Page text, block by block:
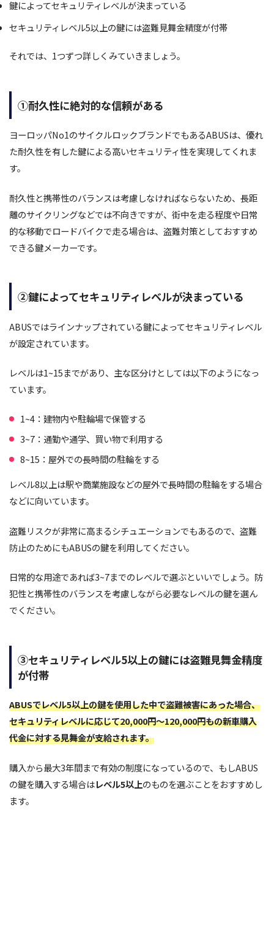
鍵によってセキュリティレベルが決まっている
セキュリティレベル5以上の鍵には盗難見舞金精度が付帯
それでは、1つずつ詳しくみていきましょう。
①耐久性に絶対的な信頼がある
ヨーロッパNo1のサイクルロックブランドでもあるABUSは、優れ
た耐久性を有した鍵による高いセキュリティ性を実現してくれま
す。
耐久性と携帯性のバランスは考慮しなければならないため、長距
離のサイクリングなどでは不向きですが、街中を走る程度や日常
的な移動でロードバイクで走る場合は、盗難対策としておすすめ
できる鍵メーカーです。
②鍵によってセキュリティレベルが決まっている
ABUSではラインナップされている鍵によってセキュリティレベル
が設定されています。
レベルは1~15までがあり、主な区分けとしては以下のようになっ
ています。
1~4：建物内や駐輪場で保管する
3~7：通勤や通学、買い物で利用する
8~15：屋外での長時間の駐輪をする
レベル8以上は駅や商業施設などの屋外で長時間の駐輪をする場合
などに向いています。
盗難リスクが非常に高まるシチュエーションでもあるので、盗難
防止のためにもABUSの鍵を利用してください。
日常的な用途であれば3~7までのレベルで選ぶといいでしょう。防
犯性と携帯性のバランスを考慮しながら必要なレベルの鍵を選ん
でください。
③セキュリティレベル5以上の鍵には盗難見舞金精度
が付帯
ABUSでレベル5以上の鍵を使用した中で盗難被害にあった場合、
セキュリティレベルに応じて20,000円〜120,000円もの新車購入
代金に対する見舞金が支給されます。
購入から最大3年間まで有効の制度になっているので、もしABUS
の鍵を購入する場合はレベル5以上のものを選ぶことをおすすめし
ます。